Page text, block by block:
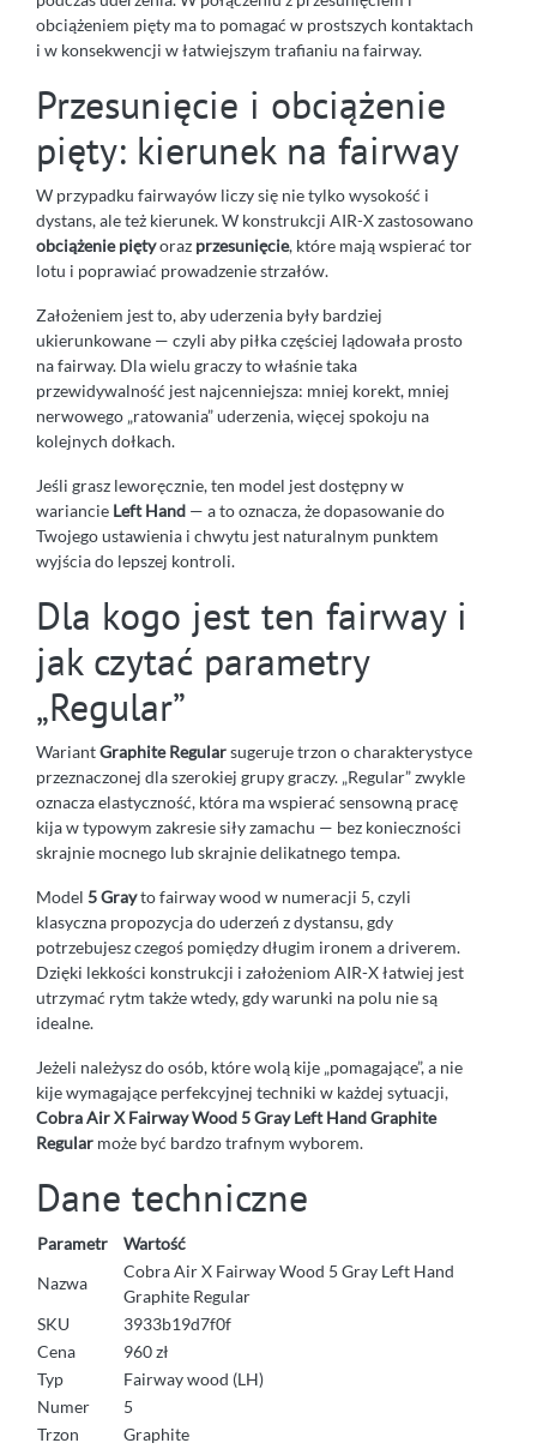
obciążeniem pięty ma to pomagać w prostszych kontaktach
i w konsekwencji w łatwiejszym trafianiu na fairway.
Przesunięcie i obciążenie
pięty: kierunek na fairway
W przypadku fairwayów liczy się nie tylko wysokość i
dystans, ale też kierunek. W konstrukcji AIR-X zastosowano
obciążenie piętyoraz przesunięcie, które mają wspierać tor
lotu i poprawiać prowadzenie strzałów.
Założeniem jest to, aby uderzenia były bardziej
ukierunkowane — czyli aby piłka częściej lądowała prosto
na fairway. Dla wielu graczy to właśnie taka
przewidywalność jest najcenniejsza: mniej korekt, mniej
nerwowego „ratowania” uderzenia, więcej spokoju na
kolejnych dołkach.
Jeśli grasz leworęcznie, ten model jest dostępny w
wariancie Left Hand — a to oznacza, że dopasowanie do
Twojego ustawienia i chwytu jest naturalnym punktem
wyjścia do lepszej kontroli.
Dla kogo jest ten fairway i
jak czytać parametry
„Regular”
WariantGraphite Regularsugeruje trzon o charakterystyce
przeznaczonej dla szerokiej grupy graczy. „Regular” zwykle
oznacza elastyczność, która ma wspierać sensowną pracę
kija w typowym zakresie siły zamachu — bez konieczności
skrajnie mocnego lub skrajnie delikatnego tempa.
Model 5 Grayto fairway wood w numeracji 5, czyli
klasyczna propozycja do uderzeń z dystansu, gdy
potrzebujesz czegoś pomiędzy długim ironem a driverem.
Dzięki lekkości konstrukcji i założeniom AIR-X łatwiej jest
utrzymać rytm także wtedy, gdy warunki na polu nie są
idealne.
Jeżeli należysz do osób, które wolą kije „pomagające”, a nie
kije wymagające perfekcyjnej techniki w każdej sytuacji,
Cobra Air X Fairway Wood 5 Gray Left Hand Graphite
Regular może być bardzo trafnym wyborem.
Dane techniczne
Parametr
Wartość
Nazwa
Cobra Air X Fairway Wood 5 Gray Left Hand
Graphite Regular
SKU
3933b19d7f0f
Cena
960 zł
Typ
Fairway wood (LH)
Numer
5
Trzon
Graphite